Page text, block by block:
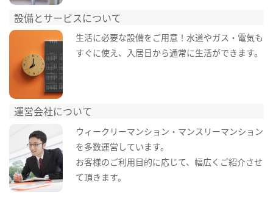
設備とサービスについて
生活に必要な設備をご用意！水道やガス・電気も
すぐに使え、入居日から通常に生活ができます。
運営会社について
ウィークリーマンション・マンスリーマンション
を多数運営しています。
お客様のご利用目的に応じて、幅広くご紹介させ
て頂きます。